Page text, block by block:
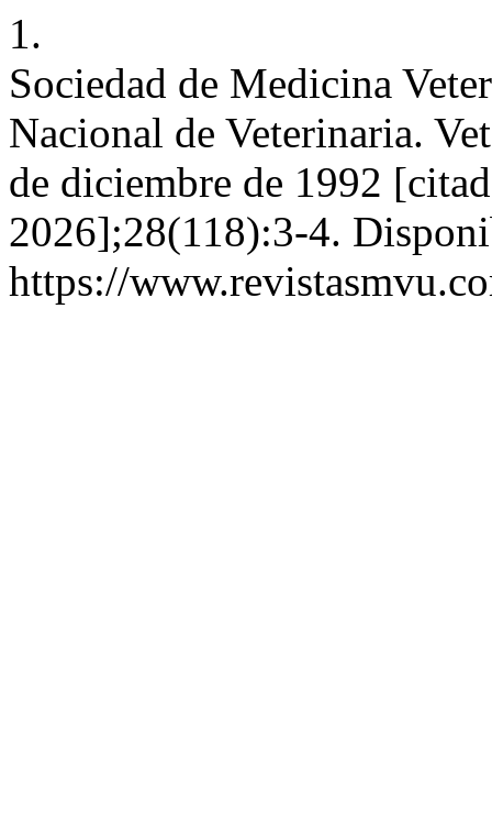
1.
Sociedad de Medicina
Nacional de Veterinaria.
de diciembre de 1992
2026];28(118):3-4.
https://